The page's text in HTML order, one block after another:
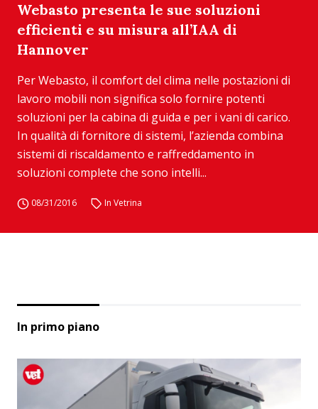
Webasto presenta le sue soluzioni
efficienti e su misura all’IAA di
Hannover
Per Webasto, il comfort del clima nelle postazioni di
lavoro mobili non significa solo fornire potenti
soluzioni per la cabina di guida e per i vani di carico.
In qualità di fornitore di sistemi, l’azienda combina
sistemi di riscaldamento e raffreddamento in
soluzioni complete che sono intelli...
08/31/2016 In Vetrina
In primo piano